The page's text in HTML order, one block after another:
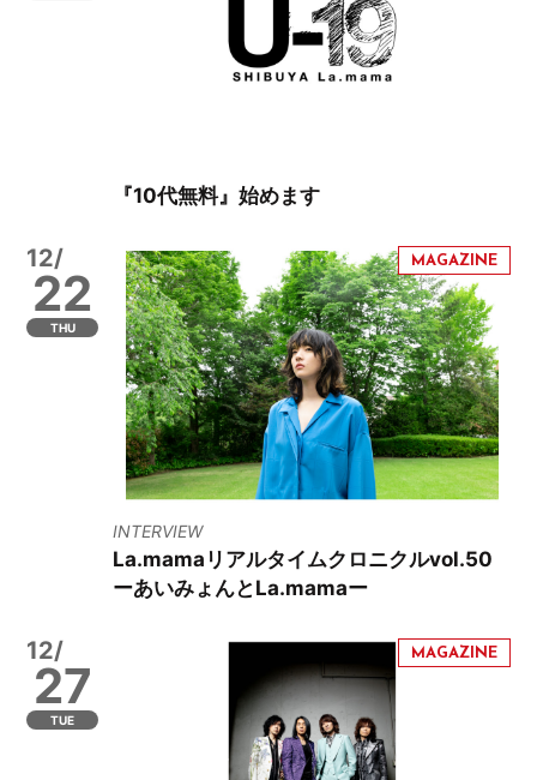
『10代無料』始めます
12/
22
THU
INTERVIEW
La.mamaリアルタイムクロニクルvol.50
ーあいみょんとLa.mamaー
12/
27
TUE